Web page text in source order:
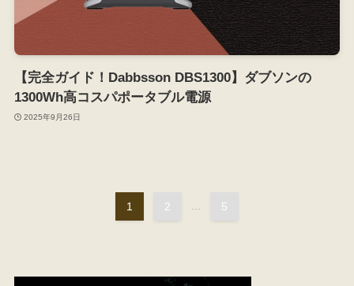
【完全ガイド！Dabbsson DBS1300】ダブソンの
1300Wh高コスパポータブル電源
2025年9月26日
1 2 ... 5